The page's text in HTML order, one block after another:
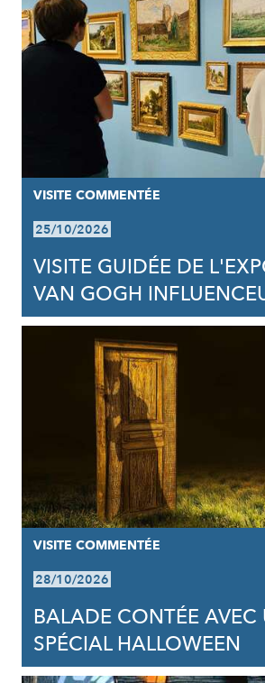
VISITE COMMENTÉE
25/10/2026
VISITE GUIDÉE DE
VAN GOGH
VISITE COMMENTÉE
28/10/2026
BALADE CONTÉE
SPÉCIAL HALLOWEEN